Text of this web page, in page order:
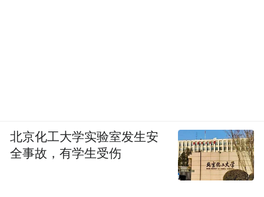
北京化工大学实验室发生安
全事故，有学生受伤